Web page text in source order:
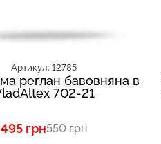
Артикул: 12785
реглан бавовняна в
702-21
495 грн550 грн